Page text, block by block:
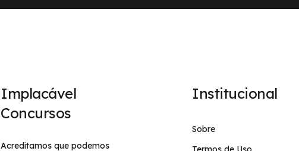
Implacável
Concursos
Acreditamos que podemos
Institucional
Sobre